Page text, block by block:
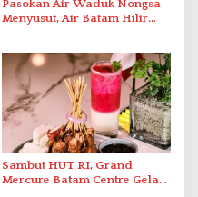
Pasokan Air Waduk Nongsa
Menyusut, Air Batam Hilir
Sambut HUT RI, Grand
Mercure Batam Centre Gelar